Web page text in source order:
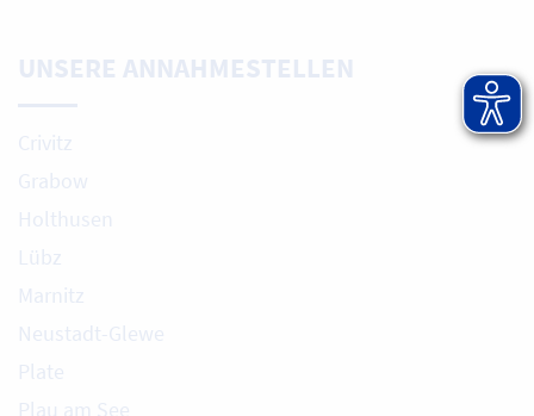
UNSERE ANNAHMESTELLEN
Crivitz
Grabow
Holthusen
Lübz
Marnitz
Neustadt-Glewe
Plate
Plau am See